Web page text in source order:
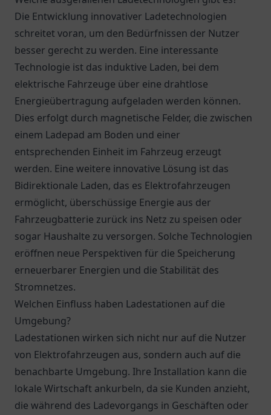
Die Entwicklung innovativer Ladetechnologien
schreitet voran, um den Bedürfnissen der Nutzer
besser gerecht zu werden. Eine interessante
Technologie ist das induktive Laden, bei dem
elektrische Fahrzeuge über eine drahtlose
Energieübertragung aufgeladen werden können.
Dies erfolgt durch magnetische Felder, die zwischen
einem Ladepad am Boden und einer
entsprechenden Einheit im Fahrzeug erzeugt
werden. Eine weitere innovative Lösung ist das
Bidirektionale Laden, das es Elektrofahrzeugen
ermöglicht, überschüssige Energie aus der
Fahrzeugbatterie zurück ins Netz zu speisen oder
sogar Haushalte zu versorgen. Solche Technologien
eröffnen neue Perspektiven für die Speicherung
erneuerbarer Energien und die Stabilität des
Stromnetzes.
Welchen Einfluss haben Ladestationen auf die
Umgebung?
Ladestationen wirken sich nicht nur auf die Nutzer
von Elektrofahrzeugen aus, sondern auch auf die
benachbarte Umgebung. Ihre Installation kann die
lokale Wirtschaft ankurbeln, da sie Kunden anzieht,
die während des Ladevorgangs in Geschäften oder